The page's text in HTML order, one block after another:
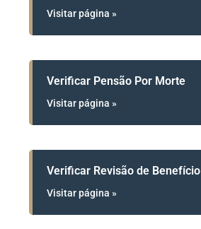
Visitar página »
Verificar Pensão Por Morte
Visitar página »
Verificar Revisão de Benefício
Visitar página »